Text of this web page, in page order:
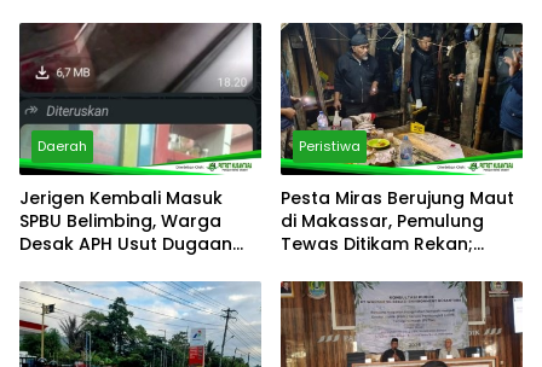
Konsumsi
Respons Aduan Warga
Daerah
Jerigen Kembali Masuk
SPBU Belimbing, Warga
Desak APH Usut Dugaan
Peristiwa
Pesta Miras Berujung Maut
di Makassar, Pemulung
Tewas Ditikam Rekan;
Pelaku